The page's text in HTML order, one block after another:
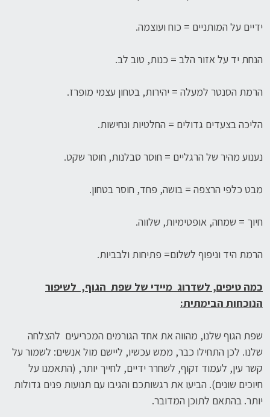
ידיים על המותניים = כוח ועוצמה.
הנחת יד על אזור הלב = כנות, טוב לב.
הרמת הסנטר למעלה = יהירות, בטחון עצמי מופרז.
הליכה בצעדים גדולים = החלטיות ונחישות.
נענוע מהיר של הרגליים = חוסר סבלנות, חוסר שקט.
מבט כלפי הרצפה = בושה, פחד, חוסר בטחון.
חיוך = שמחה, אופטימיות, שלווה.
הרמת היד וניפוף לשלום= פתיחות ולבביות.
כמה טיפים, לשדרוג מיידי של שפת הגוף, לשיפור
הנוכחות הבימתית:
שפת הגוף שלנו, מהווה את אחד הגורמים המכריעים להצלחה
שלנו. לכן התחילו כבר, ממש עכשיו, ליישם מול אנשים: לשמור על
קשר עין, לעמוד זקוף, לשחרר ידיים, לחייך יותר, (התאמנו על
חיוכים שונים). הביעו את רגשותכם והגיבו עם תנועות פנים גדולות
יותר. בהתאם לתוכן המדובר.